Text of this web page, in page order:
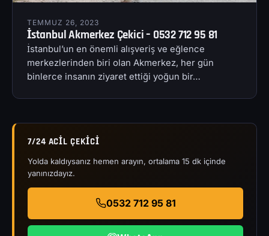
TEMMUZ 26, 2023
İstanbul Akmerkez Çekici – 0532 712 95 81
İstanbul’un en önemli alışveriş ve eğlence
merkezlerinden biri olan Akmerkez, her gün
binlerce insanın ziyaret ettiği yoğun bir…
7/24 ACIL ÇEKICI
Yolda kaldıysanız hemen arayın, ortalama 15 dk içinde
yanınızdayız.
0532 712 95 81